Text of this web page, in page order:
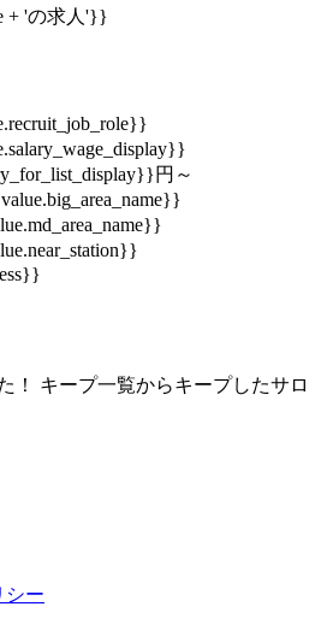
+ 'の求人'}}
円～
！ キープ一覧からキープしたサロ
シー